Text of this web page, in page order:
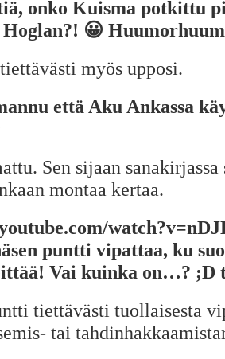
onko Kuisma potkittu
Hoglan?! 😀
myös upposi.
että Aku Ankassa
Sen sijaan
montaa kertaa.
puntti vipattaa, ku
Vai kuinka on…? ;D
tiettävästi tuollaisesta
tai